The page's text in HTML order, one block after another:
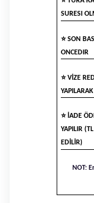
SURESI
⭐SON
ONCEDIR
⭐VİZE
⭐İADE
YAPILIR
EDİLİR)
NOT: